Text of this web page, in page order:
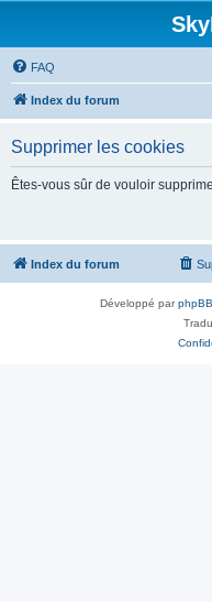
FAQ
Index du forum
Supprimer les cookies
Êtes-vous sûr de vouloir
Index du forum
Développé parphpBB